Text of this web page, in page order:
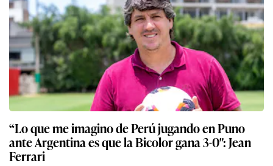
“Lo que me imagino de Perú jugando en Puno
ante Argentina es que la Bicolor gana 3-0″: Jean
Ferrari